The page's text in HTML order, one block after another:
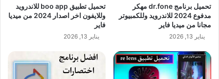
تحميل برنامج dr.fone مهكر
مدفوع 2024 للاندرويد وللكمبيوتر
مجانا من ميديا فاير
يناير 13, 2026
تحميل تطبيق boo app للاندرويد
وللايفون اخر اصدار 2024 من ميديا
فاير
يناير 13, 2026